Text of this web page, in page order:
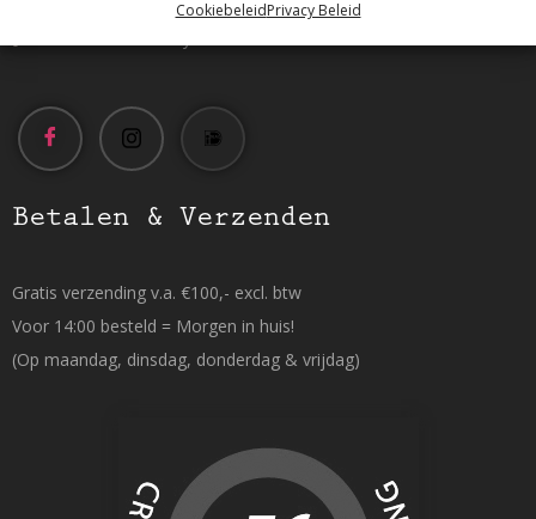
CookiebeleidPrivacy Beleid
Betalen & Verzenden
Gratis verzending v.a. €100,- excl. btw
Voor 14:00 besteld = Morgen in huis!
(Op maandag, dinsdag, donderdag & vrijdag)